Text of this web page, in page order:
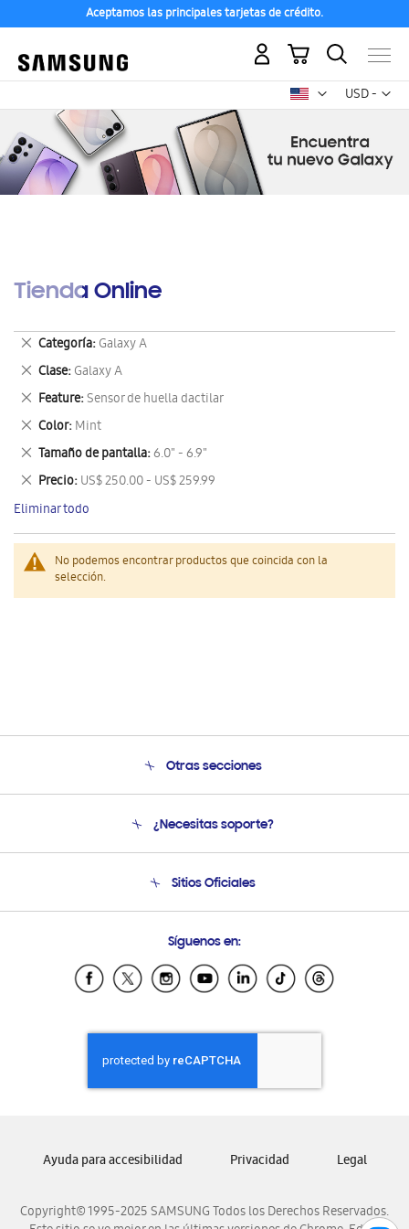
Aceptamos las principales tarjetas de crédito.
USD -
dólar
Mi carrito
Tienda Online
No podemos encontrar productos que coincida con la
selección.
Categoría Galaxy A
Eliminar
este
artículo
Clase Galaxy A
Eliminar
este
artículo
Feature Sensor de huella dactilar
Eliminar
este
artículo
Color Mint
Eliminar
este
artículo
Tamaño de pantalla 6.0" - 6.9"
Eliminar
este
artículo
Precio US$ 250.00 - US$ 259.99
Eliminar
este
artículo
Eliminar todo
Otras secciones
Soporte
Condiciones de Compra
¿Necesitas soporte?
Soporte vía eMail
Sitios Oficiales
Samsung Ecuador
Samsung El Salvador
Samsung Honduras
Samsung Nicaragua
Samsung Panamá
Samsung Venezuela
Síguenos en:
Copyright© 1995-2025 SAMSUNG Todos los Derechos Reservados.
Ayuda para accesibilidad Privacidad Legal